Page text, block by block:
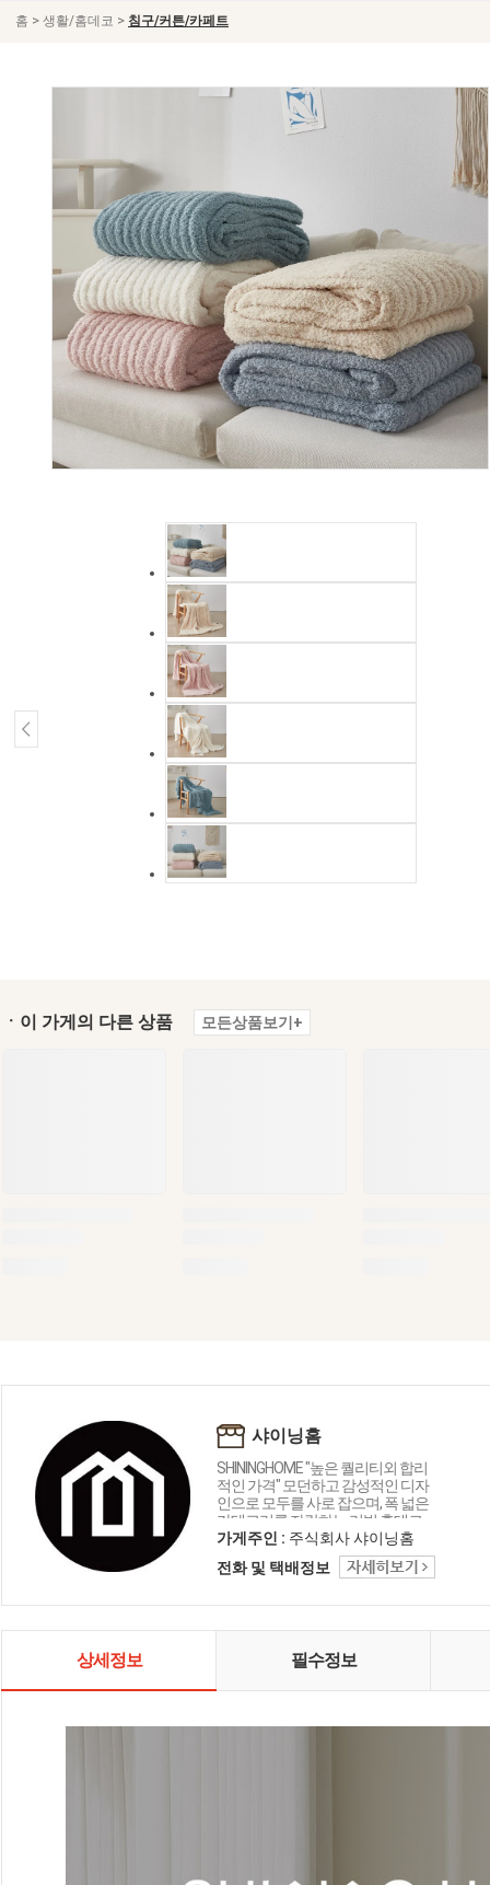
홈 > 생활/홈데코 > 침구/커튼/카페트
ㆍ이 가게의 다른 상품 모든상품보기+
샤이닝홈
SHININGHOME "높은 퀄리티외 합리
적인 가격" 모던하고 감성적인 디자
인으로 모두를 사로 잡으며, 폭 넓은
카테고리를 자랑하는 리빙 홈데코
인테리어 샤이닝홈입니다.
가게주인 : 주식회사 샤이닝홈
전화 및 택배정보
상세정보 필수정보